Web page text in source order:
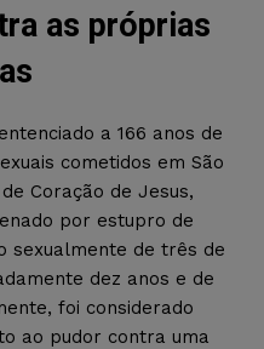
as próprias
a 166 anos de
cometidos em São
Coração de Jesus,
por estupro de
sexualmente de três de
dez anos e de
foi considerado
ao pudor contra uma